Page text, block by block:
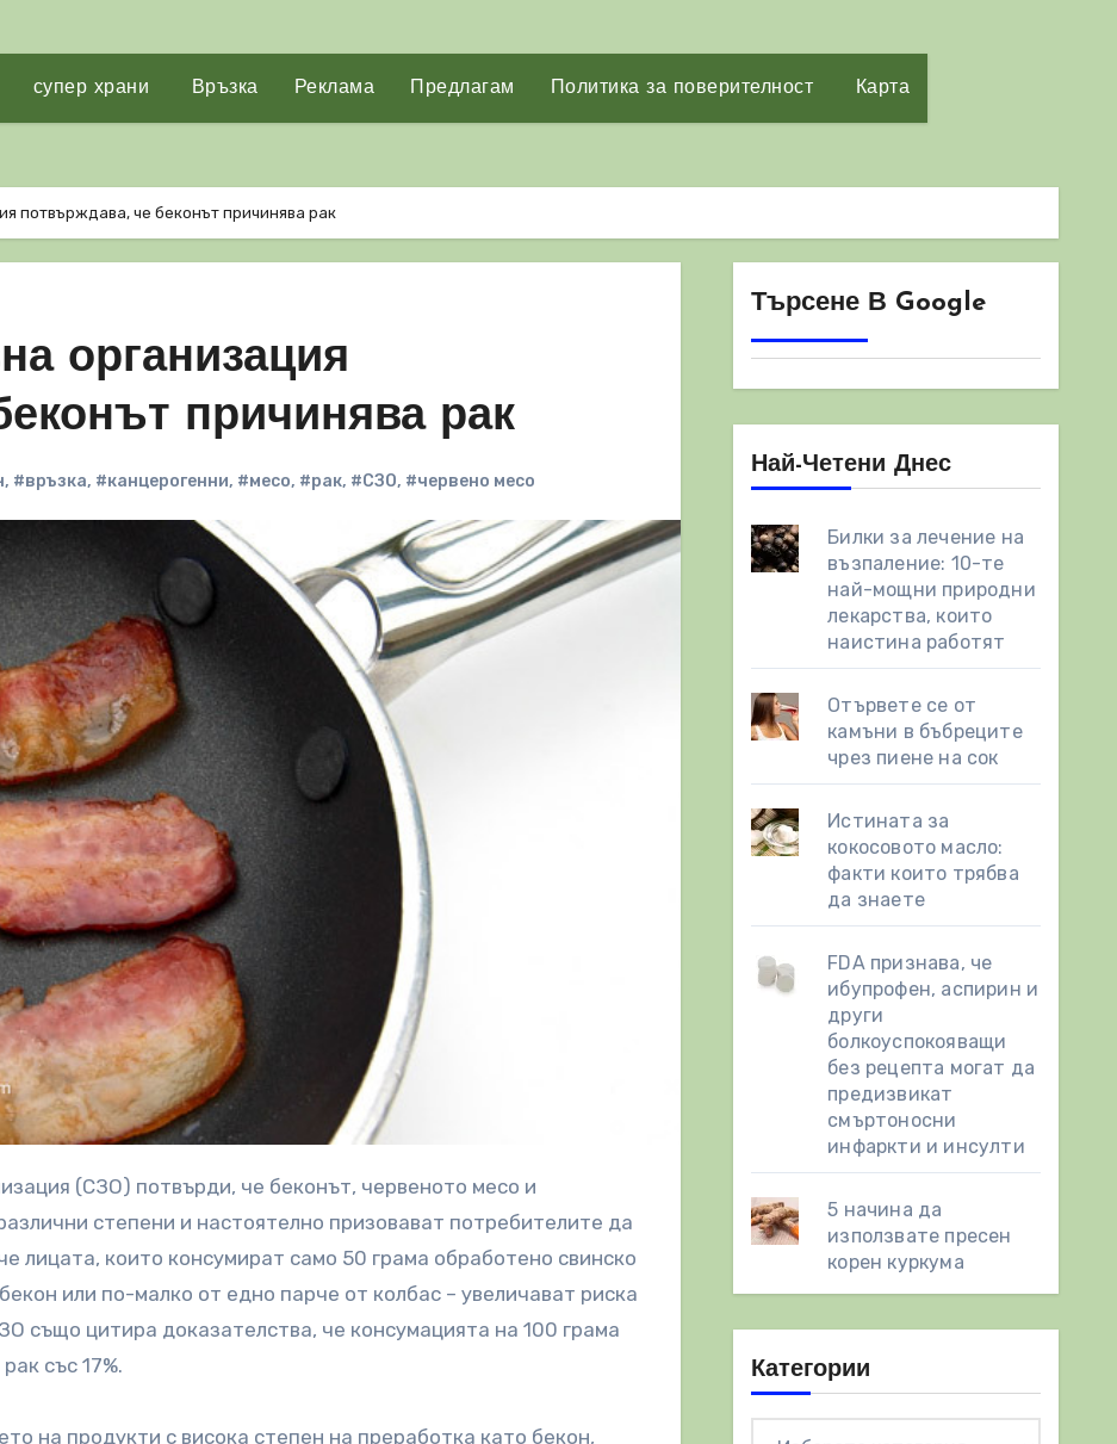
супер храни Връзка Реклама Предлагам Политика за поверителност Карта
потвърждава, че беконът причинява рак
организация
причинява рак
, #връзка, #канцерогенни, #месо, #рак, #СЗО, #червено месо
степени и настоятелно призовават потребителите да
лицата, които консумират само 50 грама обработено свинско
или по-малко от едно парче от колбас – увеличават риска
също цитира доказателства, че консумацията на 100 грама
със 17%.
на продукти с висока степен на преработка като бекон,
Търсене В Google
Най-Четени Днес
Билки за лечение на
възпаление: 10-те
най-мощни природни
лекарства, които
наистина работят
Отървете се от
камъни в бъбреците
чрез пиене на сок
Истината за
кокосовото масло:
факти които трябва
да знаете
FDA признава, че
ибупрофен, аспирин и
други
болкоуспокояващи
без рецепта могат да
предизвикат
смъртоносни
инфаркти и инсулти
5 начина да
използвате пресен
корен куркума
Категории